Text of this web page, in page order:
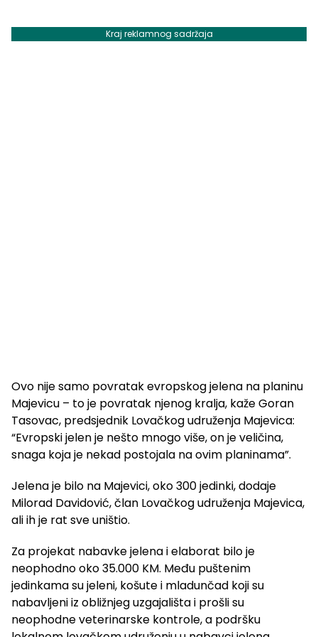
Kraj reklamnog sadržaja
Ovo nije samo povratak evropskog jelena na planinu
Majevicu – to je povratak njenog kralja, kaže Goran
Tasovac, predsjednik Lovačkog udruženja Majevica:
“Evropski jelen je nešto mnogo više, on je veličina,
snaga koja je nekad postojala na ovim planinama”.
Jelena je bilo na Majevici, oko 300 jedinki, dodaje
Milorad Davidović, član Lovačkog udruženja Majevica,
ali ih je rat sve uništio.
Za projekat nabavke jelena i elaborat bilo je
neophodno oko 35.000 KM. Među puštenim
jedinkama su jeleni, košute i mladunčad koji su
nabavljeni iz obližnjeg uzgajališta i prošli su
neophodne veterinarske kontrole, a podršku